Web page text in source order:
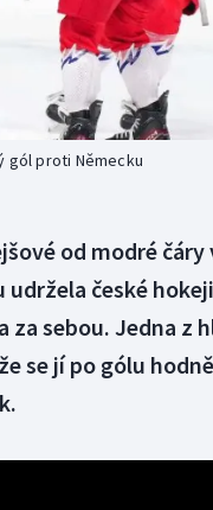
gól proti Německu
od modré
české
sebou. Jedna z
se jí po gólu